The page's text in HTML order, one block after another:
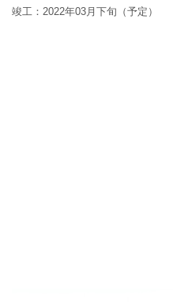
竣工：2022年03月下旬（予定）